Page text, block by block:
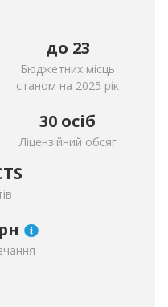
до 23
Бюджетних місць
станом на 2025 рік
30 осіб
Ліцензійний обсяг